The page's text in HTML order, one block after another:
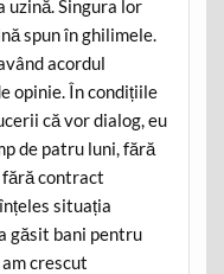
uzină. Singura lor
spun în ghilimele.
acordul
opinie. În condițiile
că vor dialog, eu
de patru luni, fără
fără contract
situația
găsit bani pentru
crescut